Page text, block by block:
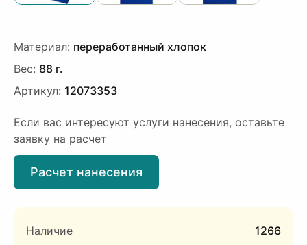
Материал: переработанный хлопок
Вес: 88 г.
Артикул: 12073353
Если вас интересуют услуги нанесения, оставьте
заявку на расчет
Расчет нанесения
Наличие 1266